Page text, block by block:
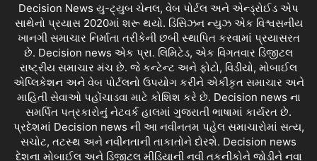
Decision News યુ-ટ્યુબ ચેનલ, વેબ પોર્ટલ અને એન્ડ્રોઈડ એપ
સાથેનો પ્રયાસ 2020માં શરૂ થયો. ડિસિઝન ન્યુઝ એક વિશ્વસનીય
ખાનગી સમાચાર નિર્માતા તરીકેની છબી સ્થાપિત કરવામાં પ્રયાસરત
છે. Decision news એક પ્રા. લિમિટેડ, એક વિગતવાર ડિજીટલ
રાષ્ટ્રીય સમાચાર મંચ છે. જે કન્ટેન્ટ અને ફોટો, વિડીયો, મોબાઈલ
એપ્લિકેશન અને વેબ પોર્ટલનો ઉપયોગ કરીને એકીકૃત સમાચાર અને
માહિતી સેવાઓ પહોંચાડવા માટે કોશિશ કરે છે. Decision news ના
સમર્પિત પત્રકારોનું નેટવર્ક હાલમાં ગુજરાતી ભાષામાં કાર્યરત છે.
પ્રદેશમાં Decision news ની આ નવીનતમ પહેલ સમાચારોમાં સત્ય,
સચોટ, તટસ્થ અને નવીનતાની તાકાતોને દોરશે. Decision news
દેશના મોબાઈલ અને ડિજીટલ મીડિયાની નવી તકનીકોને જોડીને નવા